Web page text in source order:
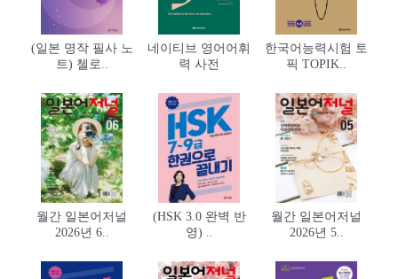
(일본 명작 필사 노
트) 첼로..
네이티브 영어어휘
력 사전
한국어능력시험 토
픽 TOPIK..
월간 일본어저널
2026년 6..
(HSK 3.0 완벽 반
영) ..
월간 일본어저널
2026년 5..